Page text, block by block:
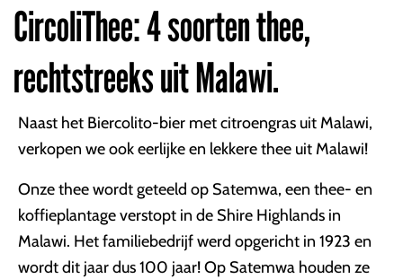
CircoliThee: 4 soorten thee,
rechtstreeks uit Malawi.
Naast het Biercolito-bier met citroengras uit Malawi,
verkopen we ook eerlijke en lekkere thee uit Malawi!
Onze thee wordt geteeld op Satemwa, een thee- en
koffieplantage verstopt in de Shire Highlands in
Malawi. Het familiebedrijf werd opgericht in 1923 en
wordt dit jaar dus 100 jaar! Op Satemwa houden ze